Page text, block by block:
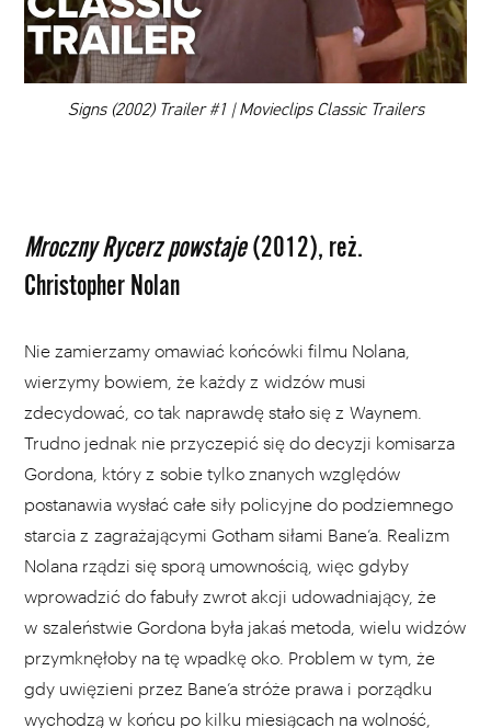
00:00
Signs (2002) Trailer #1 | Movieclips Classic Trailers
DODAJ TEN FILM DO PLAYLISTY
Mroczny Rycerz powstaje(2012), reż.
Christopher Nolan
Nie zamierzamy omawiać końcówki filmu Nolana,
wierzymy bowiem, że każdy z widzów musi
zdecydować, co tak naprawdę stało się z Waynem.
Trudno jednak nie przyczepić się do decyzji komisarza
Gordona, który z sobie tylko znanych względów
postanawia wysłać całe siły policyjne do podziemnego
starcia z zagrażającymi Gotham siłami Bane’a. Realizm
Nolana rządzi się sporą umownością, więc gdyby
wprowadzić do fabuły zwrot akcji udowadniający, że
w szaleństwie Gordona była jakaś metoda, wielu widzów
przymknęłoby na tę wpadkę oko. Problem w tym, że
gdy uwięzieni przez Bane’a stróże prawa i porządku
wychodzą w końcu po kilku miesiącach na wolność,